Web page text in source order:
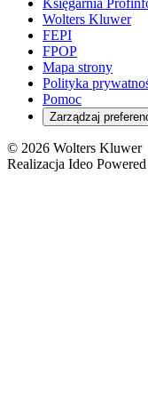
Księgarnia
Wolters Kluwer
FEPI
FPOP
Mapa strony
Polityka
Pomoc
Zarządzaj
© 2026 Wolters Kluwer
Realizacja Ideo